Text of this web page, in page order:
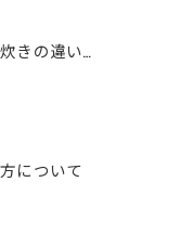
足し湯と追い炊きの違いとは？
について